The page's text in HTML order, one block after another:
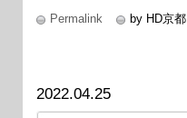
Permalink by HD京都
2022.04.25